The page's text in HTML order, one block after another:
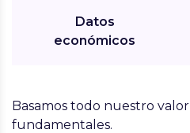
Datos
económicos
Basamos todo nuestro
fundamentales.